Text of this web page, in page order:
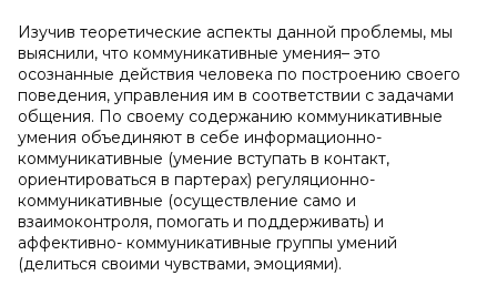
Изучив теоретические аспекты данной проблемы, мы
выяснили, что коммуникативные умения– это
осознанные действия человека по построению своего
поведения, управления им в соответствии с задачами
общения. По своему содержанию коммуникативные
умения объединяют в себе информационно-
коммуникативные (умение вступать в контакт,
ориентироваться в партерах) регуляционно-
коммуникативные (осуществление само и
взаимоконтроля, помогать и поддерживать) и
аффективно- коммуникативные группы умений
(делиться своими чувствами, эмоциями).